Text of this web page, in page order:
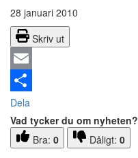
28 januari 2010
Skriv ut
Email
Dela
Vad tycker du om nyheten?
Bra: 0 Dåligt: 0